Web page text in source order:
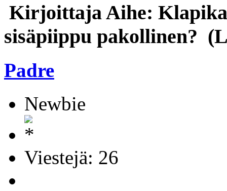
KirjoittajaAihe:
sisäpiippu pakollinen?
Padre
Newbie
Viestejä: 26